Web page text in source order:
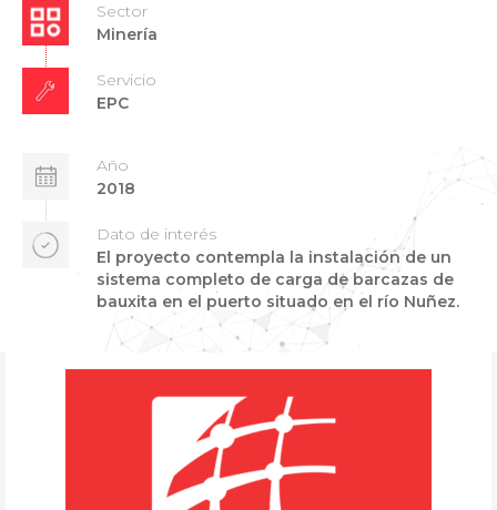
Sector
Minería
Servicio
EPC
Año
2018
Dato de interés
El proyecto contempla la instalación de un
sistema completo de carga de barcazas de
bauxita en el puerto situado en el río Nuñez.